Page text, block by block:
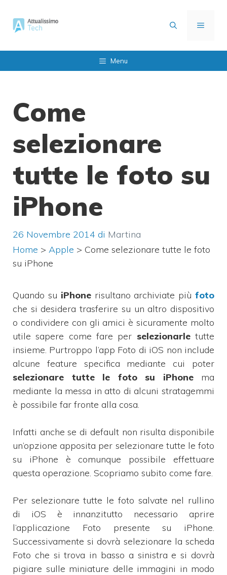
contenuto
MENU
Menu
Come
selezionare
tutte le foto su
iPhone
26 Novembre 2014 di Martina
Home > Apple > Come selezionare tutte le foto
su iPhone
Quando su iPhonerisultano archiviate piùfoto
che si desidera trasferire su un altro dispositivo
o condividere con gli amici è sicuramente molto
utile sapere come fare per selezionarletutte
insieme. Purtroppo l’app Foto di iOS non include
alcune feature specifica mediante cui poter
selezionare tutte le foto su iPhonema
mediante la messa in atto di alcuni stratagemmi
è possibile far fronte alla cosa.
Infatti anche se di default non risulta disponibile
un’opzione apposita per selezionare tutte le foto
su iPhone è comunque possibile effettuare
questa operazione. Scopriamo subito come fare.
Per selezionare tutte le foto salvate nel rullino
di iOS è innanzitutto necessario aprire
l’applicazione Foto presente su iPhone.
Successivamente si dovrà selezionare la scheda
Foto che si trova in basso a sinistra e si dovrà
pigiare sulle miniature delle immagini in modo